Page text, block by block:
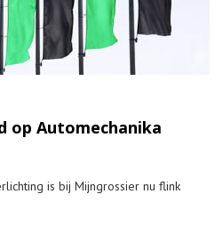
op Automechanika
is bij Mijngrossier nu flink